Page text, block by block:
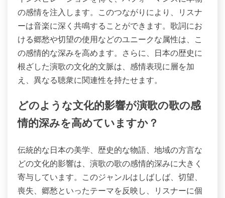
の感情を注入します。このつながりにより、リスナ
ーは音楽に深く共鳴することができます。歌詞にお
ける郷愁や切望の使用などのユニークな属性は、こ
の感情的な深みを高めます。さらに、日本の歴史に
根ざした演歌の文化的文脈は、感情表現に層を加
え、異なる聴衆に関連性を持たせます。
どのような文化的影響が演歌の歌の感
情的深みを高めていますか？
伝統的な日本の美学、歴史的な物語、地域の方言な
どの文化的影響は、演歌の歌の感情的深みに大きく
寄与しています。このジャンルはしばしば、切望、
喪失、郷愁といったテーマを反映し、リスナーに個